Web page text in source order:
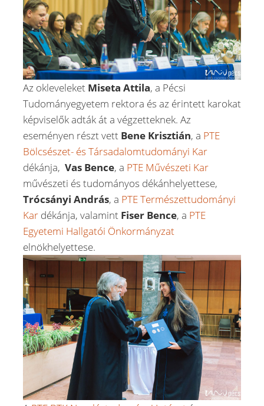
Az okleveleket Miseta Attila, a Pécsi
Tudományegyetem rektora és az érintett karokat
képviselők adták át a végzetteknek. Az
eseményen részt vett Bene Krisztián, a PTE
Bölcsészet- és Társadalomtudományi Kar
dékánja, Vas Bence, a PTE Művészeti Kar
művészeti és tudományos dékánhelyettese,
Trócsányi András, a PTE Természettudományi
Kar dékánja, valamint Fiser Bence, a PTE
Egyetemi Hallgatói Önkormányzat
elnökhelyettese.